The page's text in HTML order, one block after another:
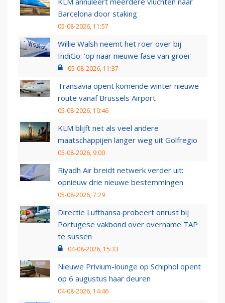
Barcelona door staking
05-08-2026, 11:57
Willie Walsh neemt het roer over bij
IndiGo: 'op naar nieuwe fase van groei'
05-08-2026, 11:37
Transavia opent komende winter nieuwe
route vanaf Brussels Airport
05-08-2026, 10:46
KLM blijft net als veel andere
maatschappijen langer weg uit Golfregio
05-08-2026, 9:00
Riyadh Air breidt netwerk verder uit:
opnieuw drie nieuwe bestemmingen
05-08-2026, 7:29
Directie Lufthansa probeert onrust bij
Portugese vakbond over overname TAP
te sussen
04-08-2026, 15:33
Nieuwe Privium-lounge op Schiphol opent
op 6 augustus haar deuren
04-08-2026, 14:46